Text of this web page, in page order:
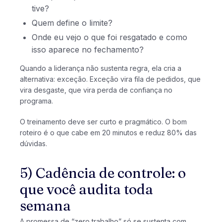
tive?
Quem define o limite?
Onde eu vejo o que foi resgatado e como
isso aparece no fechamento?
Quando a liderança não sustenta regra, ela cria a
alternativa: exceção. Exceção vira fila de pedidos, que
vira desgaste, que vira perda de confiança no
programa.
O treinamento deve ser curto e pragmático. O bom
roteiro é o que cabe em 20 minutos e reduz 80% das
dúvidas.
5) Cadência de controle: o
que você audita toda
semana